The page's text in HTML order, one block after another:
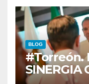
BLOG
#Torreón.
SINERGIA